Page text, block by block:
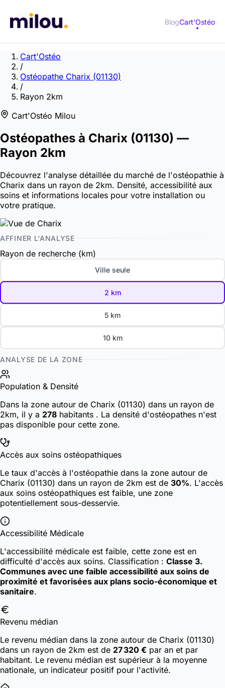
BlogCart'Ostéo
Cart'Ostéo
/
Ostéopathe Charix (01130)
/
Rayon 2km
Cart'Ostéo Milou
Ostéopathes à Charix (01130) —
Rayon 2km
Découvrez l'analyse détaillée du marché de l'ostéopathie à
Charix dans un rayon de 2km. Densité, accessibilité aux
soins et informations locales pour votre installation ou
votre pratique.
AFFINER L'ANALYSE
Rayon de recherche (km)
Ville seule
2 km
5 km
10 km
ANALYSE DE LA ZONE
Population & Densité
Dans la zone autour de Charix (01130) dans un rayon de
2km, il y a 278 habitants . La densité d'ostéopathes n'est
pas disponible pour cette zone.
Accès aux soins ostéopathiques
Le taux d'accès à l'ostéopathie dans la zone autour de
Charix (01130) dans un rayon de 2km est de 30%. L'accès
aux soins ostéopathiques est faible, une zone
potentiellement sous-desservie.
Accessibilité Médicale
L'accessibilité médicale est faible, cette zone est en
difficulté d'accès aux soins. Classification : Classe 3.
Communes avec une faible accessibilité aux soins de
proximité et favorisées aux plans socio-économique et
sanitaire.
Revenu médian
Le revenu médian dans la zone autour de Charix (01130)
dans un rayon de 2km est de 27 320 € par an et par
habitant. Le revenu médian est supérieur à la moyenne
nationale, un indicateur positif pour l'activité.